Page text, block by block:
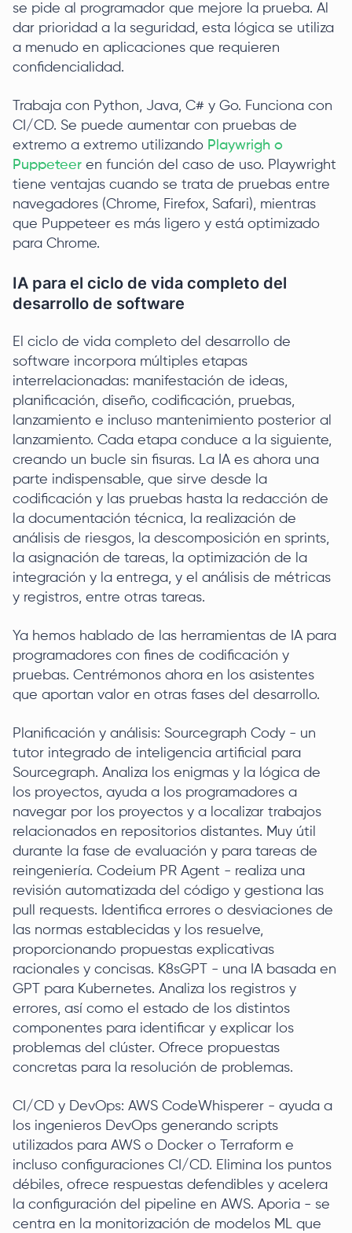
se pide al programador que mejore la prueba. Al
dar prioridad a la seguridad, esta lógica se utiliza
a menudo en aplicaciones que requieren
confidencialidad.
Trabaja con Python, Java, C# y Go. Funciona con
CI/CD. Se puede aumentar con pruebas de
extremo a extremo utilizando Playwrigh o
Puppeteer en función del caso de uso. Playwright
tiene ventajas cuando se trata de pruebas entre
navegadores (Chrome, Firefox, Safari), mientras
que Puppeteer es más ligero y está optimizado
para Chrome.
IA para el ciclo de vida completo del
desarrollo de software
El ciclo de vida completo del desarrollo de
software incorpora múltiples etapas
interrelacionadas: manifestación de ideas,
planificación, diseño, codificación, pruebas,
lanzamiento e incluso mantenimiento posterior al
lanzamiento. Cada etapa conduce a la siguiente,
creando un bucle sin fisuras. La IA es ahora una
parte indispensable, que sirve desde la
codificación y las pruebas hasta la redacción de
la documentación técnica, la realización de
análisis de riesgos, la descomposición en sprints,
la asignación de tareas, la optimización de la
integración y la entrega, y el análisis de métricas
y registros, entre otras tareas.
Ya hemos hablado de las herramientas de IA para
programadores con fines de codificación y
pruebas. Centrémonos ahora en los asistentes
que aportan valor en otras fases del desarrollo.
Planificación y análisis: Sourcegraph Cody - un
tutor integrado de inteligencia artificial para
Sourcegraph. Analiza los enigmas y la lógica de
los proyectos, ayuda a los programadores a
navegar por los proyectos y a localizar trabajos
relacionados en repositorios distantes. Muy útil
durante la fase de evaluación y para tareas de
reingeniería. Codeium PR Agent - realiza una
revisión automatizada del código y gestiona las
pull requests. Identifica errores o desviaciones de
las normas establecidas y los resuelve,
proporcionando propuestas explicativas
racionales y concisas. K8sGPT - una IA basada en
GPT para Kubernetes. Analiza los registros y
errores, así como el estado de los distintos
componentes para identificar y explicar los
problemas del clúster. Ofrece propuestas
concretas para la resolución de problemas.
CI/CD y DevOps: AWS CodeWhisperer - ayuda a
los ingenieros DevOps generando scripts
utilizados para AWS o Docker o Terraform e
incluso configuraciones CI/CD. Elimina los puntos
débiles, ofrece respuestas defendibles y acelera
la configuración del pipeline en AWS. Aporia - se
centra en la monitorización de modelos ML que